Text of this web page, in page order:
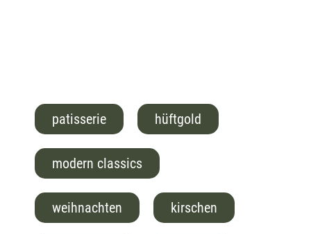
patisserie hüftgold
modern classics
weihnachten kirschen